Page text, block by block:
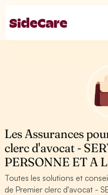
Les Assurances
clerc d'avocat -
PERSONNE ET A
Toutes les solutions et
de Premier clerc d'avocat -